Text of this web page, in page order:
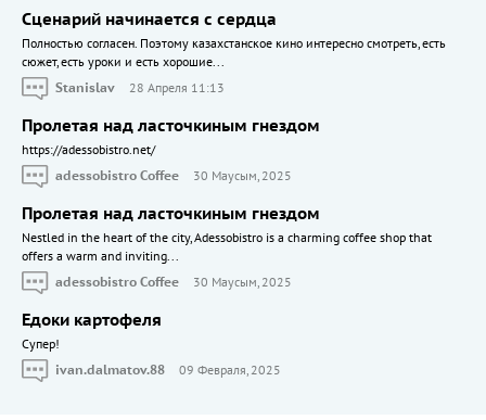
Сценарий начинается с сердца
Полностью согласен. Поэтому казахстанское кино интересно смотреть, есть
сюжет, есть уроки и есть хорошие...
Stanislav
28 Апреля 11:13
Пролетая над ласточкиным гнездом
https://adessobistro.net/
adessobistro Coffee
30 Маусым, 2025
Пролетая над ласточкиным гнездом
Nestled in the heart of the city, Adessobistro is a charming coffee shop that
offers a warm and inviting...
adessobistro Coffee
30 Маусым, 2025
Едоки картофеля
Cупер!
ivan.dalmatov.88
09 Февраля, 2025